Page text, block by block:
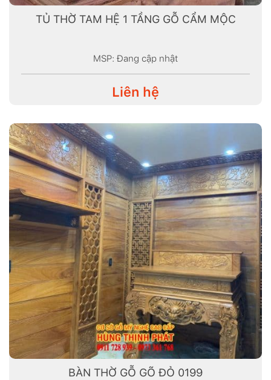
TỦ THỜ TAM HỆ 1 TẦNG GỖ CẨM MỘC
MSP: Đang cập nhật
Liên hệ
BÀN THỜ GỖ GÕ ĐỎ 0199